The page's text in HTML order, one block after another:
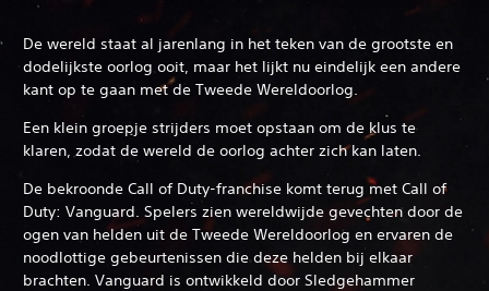
De wereld staat al jarenlang in het teken van de grootste en
dodelijkste oorlog ooit, maar het lijkt nu eindelijk een andere
kant op te gaan met de Tweede Wereldoorlog.
Een klein groepje strijders moet opstaan om de klus te
klaren, zodat de wereld de oorlog achter zich kan laten.
De bekroonde Call of Duty-franchise komt terug met Call of
Duty: Vanguard. Spelers zien wereldwijde gevechten door de
ogen van helden uit de Tweede Wereldoorlog en ervaren de
noodlottige gebeurtenissen die deze helden bij elkaar
brachten. Vanguard is ontwikkeld door Sledgehammer